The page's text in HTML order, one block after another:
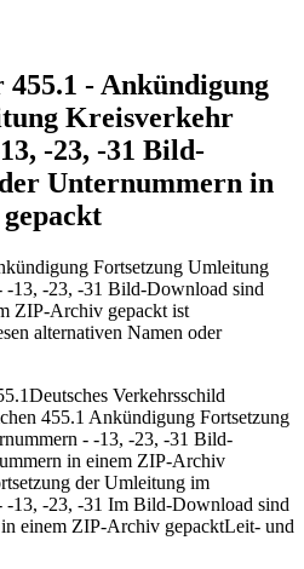
- Ankündigung
Kreisverkehr
-23, -31 Bild-
Unternummern in
Fortsetzung Umleitung
-13, -23, -31 Bild-Download sind
ZIP-Archiv gepackt ist
alternativen Namen oder
Deutsches Verkehrsschild
455.1 Ankündigung Fortsetzung
- -13, -23, -31 Bild-
in einem ZIP-Archiv
der Umleitung im
-13, -23, -31 Im Bild-Download sind
einem ZIP-Archiv gepacktLeit- und